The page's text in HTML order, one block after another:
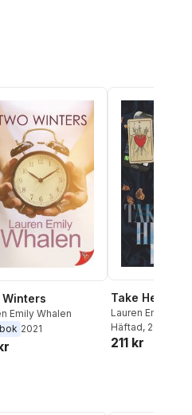
Winters
Emily Whalen
2021
Take Her
Lauren Emily
Häftad, 2022
211 kr